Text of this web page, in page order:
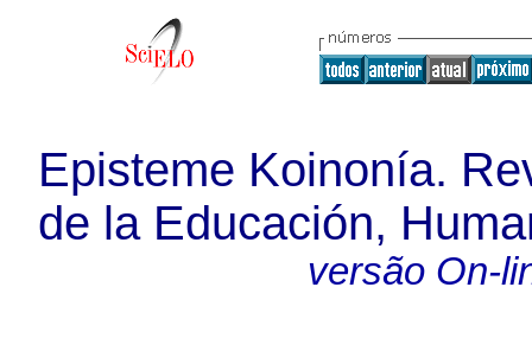
Episteme Koinonía.
de la Educación,
versão On-